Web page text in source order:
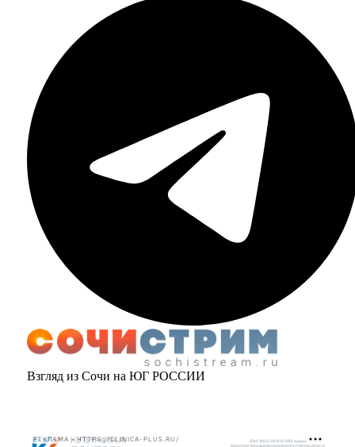
Взгляд из Сочи на ЮГ РОССИИ
РЕКЛАМА • HTTPS://CLINICA-PLUS.RU/